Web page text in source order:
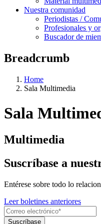
Nuestra comunidad
Periodistas /
Profesionales y
Buscador de
Breadcrumb
Home
Sala Multimedia
Sala
Multimedia
Suscríbase a
Entérese sobre todo lo
Leer boletines anteriores